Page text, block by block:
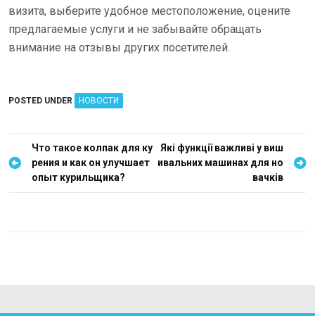
визита, выберите удобное местоположение, оцените
предлагаемые услуги и не забывайте обращать
внимание на отзывы других посетителей.
POSTED UNDER НОВОСТИ
а
Что такое колпак для ку
рения и как он улучшает
опыт курильщика?
Які функції важливі у виш
ивальних машинах для но
вачків